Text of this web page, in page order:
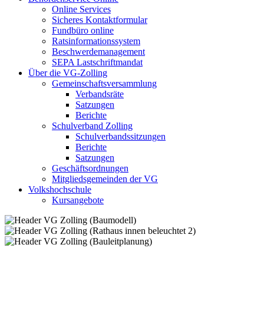
Online Services
Sicheres Kontaktformular
Fundbüro online
Ratsinformationssystem
Beschwerdemanagement
SEPA Lastschriftmandat
Über die VG-Zolling
Gemeinschaftsversammlung
Verbandsräte
Satzungen
Berichte
Schulverband Zolling
Schulverbandssitzungen
Berichte
Satzungen
Geschäftsordnungen
Mitgliedsgemeinden der VG
Volkshochschule
Kursangebote